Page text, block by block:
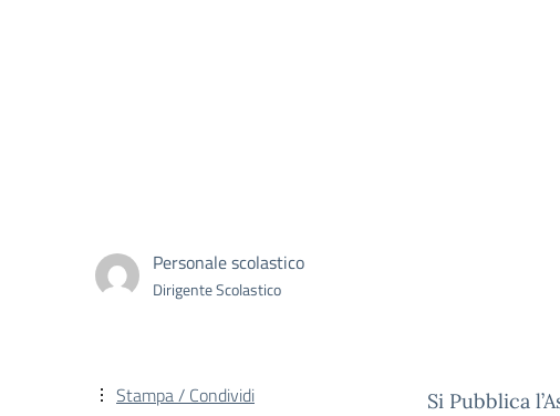
Personale scolastico
Dirigente Scolastico
Si Pubblica
Stampa / Condividi